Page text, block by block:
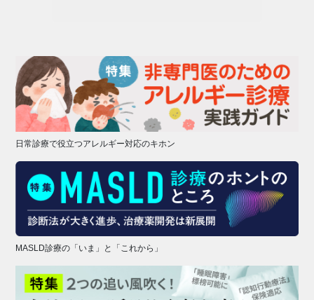
日常診療で役立つアレルギー対応のキホン
MASLD診療の「いま」と「これから」